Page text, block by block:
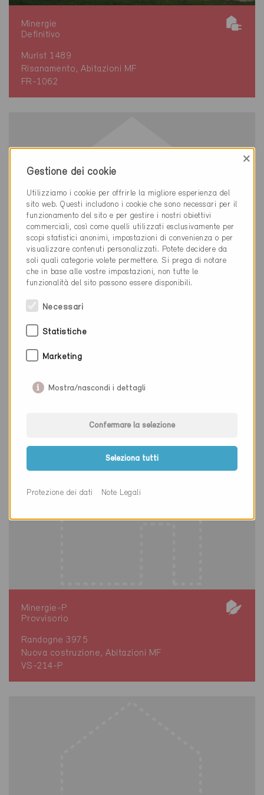
Minergie
Definitivo
Murist 1489
Risanamento, Abitazioni MF
FR-1062
Definitivo
Etagnières 1037
Nuova costruzione, Abitazioni MF
Minergie-P
Provvisorio
Randogne 3975
Nuova costruzione, Abitazioni MF
VS-214-P
Gestione dei cookie
×
Utilizziamo i cookie per offrirle la migliore esperienza del
sito web. Questi includono i cookie che sono necessari per il
funzionamento del sito e per gestire i nostri obiettivi
commerciali, così come quelli utilizzati esclusivamente per
scopi statistici anonimi, impostazioni di convenienza o per
visualizzare contenuti personalizzati. Potete decidere da
soli quali categorie volete permettere. Si prega di notare
che in base alle vostre impostazioni, non tutte le
funzionalità del sito possono essere disponibili.
Necessari
Statistiche
Marketing
Mostra/nascondi i dettagli
Confermare la selezione
Seleziona tutti
Protezione dei dati Note Legali